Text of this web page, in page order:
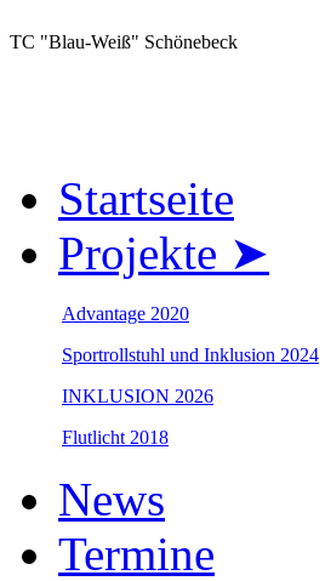
TC "Blau-Weiß" Schönebeck
Startseite
Projekte ➤
Advantage 2020
Sportrollstuhl und Inklusion 2024
INKLUSION 2026
Flutlicht 2018
News
Termine